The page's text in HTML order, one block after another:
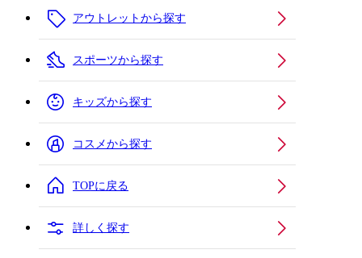
アウトレットから探す
スポーツから探す
キッズから探す
コスメから探す
TOPに戻る
詳しく探す